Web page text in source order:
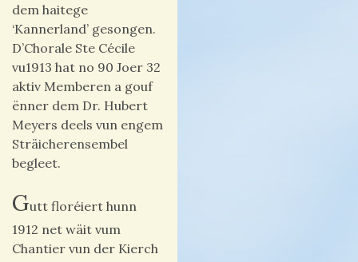
dem haitege
‘Kannerland’ gesongen.
D’Chorale Ste Cécile
vu1913 hat no 90 Joer 32
aktiv Memberen a gouf
ënner dem Dr. Hubert
Meyers deels vun engem
Sträicherensembel
begleet.
Gutt floréiert hunn
1912 net wäit vum
Chantier vun der Kierch